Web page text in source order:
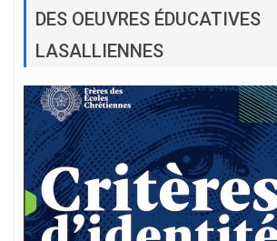
DES OEUVRES ÉDUCATIVES
LASALLIENNES